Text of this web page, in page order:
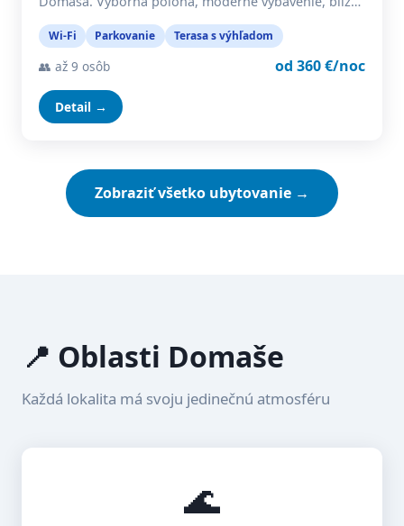
Wi-Fi Parkovanie Terasa s výhľadom
👥 až 9 osôb od 360 €/noc
Detail →
Zobraziť všetko ubytovanie →
📍 Oblasti Domaše
Každá lokalita má svoju jedinečnú atmosféru
🌊